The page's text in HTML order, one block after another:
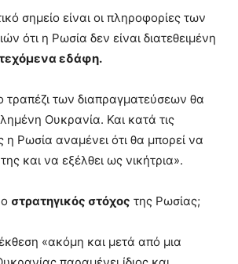
σημείο είναι οι πληροφορίες των
ότι η Ρωσία δεν είναι διατεθειμένη
εδάφη.
τραπέζι των διαπραγματεύσεων θα
Ουκρανία. Και κατά τις
η Ρωσία αναμένει ότι θα μπορεί να
και να εξέλθει ως νικήτρια».
στρατηγικός στόχος της Ρωσίας;
«ακόμη και μετά από μια